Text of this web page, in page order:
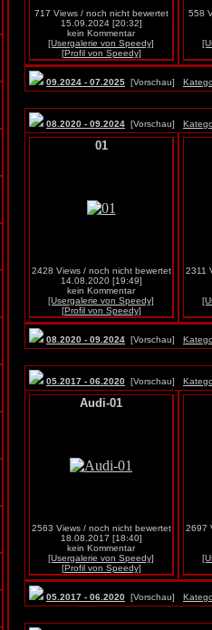
717 Views / noch nicht bewertet
15.09.2024 [20:32]
kein Kommentar
[Usergalerie von Speedy]
[Profil von Speedy]
558
09.2024 - 07.2025 [Vorschau]
08.2020 - 09.2024 [Vorschau]
01
2428 Views / noch nicht bewertet
14.08.2020 [19:49]
kein Kommentar
[Usergalerie von Speedy]
[Profil von Speedy]
2311
08.2020 - 09.2024 [Vorschau]
05.2017 - 06.2020 [Vorschau]
Audi-01
2563 Views / noch nicht bewertet
18.08.2017 [18:40]
kein Kommentar
[Usergalerie von Speedy]
[Profil von Speedy]
2697
05.2017 - 06.2020 [Vorschau]